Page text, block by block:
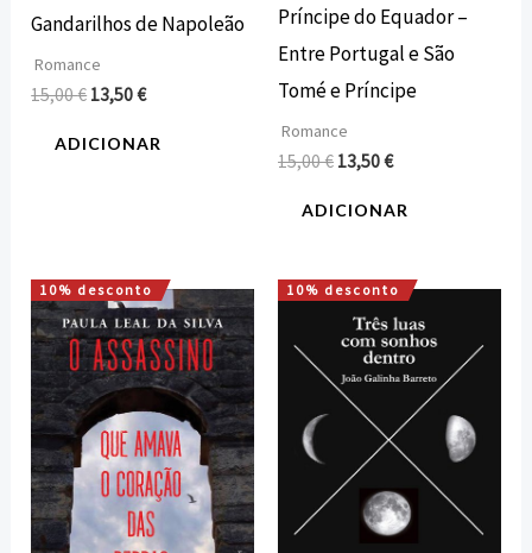
Gandarilhos de Napoleão
Romance
15,00€ 13,50€
ADICIONAR
Príncipe do Equador –
Entre Portugal e São
Tomé e Príncipe
Romance
15,00€ 13,50€
ADICIONAR
10% desconto
O
preço
original
era:
18,00 €.
O
preço
atual
é:
16,20 €.
10% desconto
O
preço
original
era:
15,00 €.
O
preço
atual
é:
13,50 €.